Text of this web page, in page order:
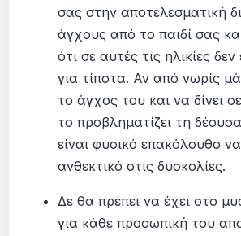
σας στην αποτελεσματική
άγχους από το παιδί σας
ότι σε αυτές τις ηλικίες
για τίποτα. Αν από νωρίς
το άγχος του και να δίνει
το προβληματίζει τη
είναι φυσικό επακόλουθο να
ανθεκτικό στις δυσκολίες.
Δε θα πρέπει να έχει στο
για κάθε προσωπική του